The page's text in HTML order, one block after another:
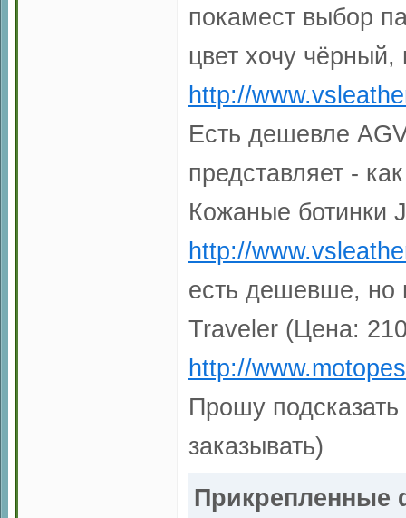
покамест выбор
цвет хочу
http://
Есть дешевле
представляет -
Кожаные ботинки
http://
есть дешевше, но
Traveler (Цена:
http://
Прошу подсказать
заказывать)
Прикрепленные